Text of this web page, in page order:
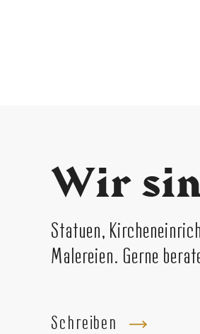
Wir
Statuen,
Malereien. Gerne
Schreiben